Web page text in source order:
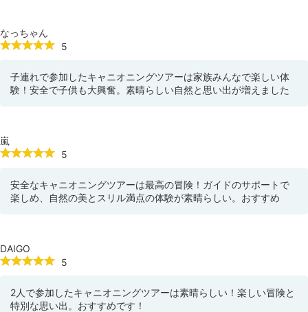
なっちゃん
5
子連れで参加したキャニオニングツアーは家族みんなで楽しい体
験！安全で子供も大興奮。素晴らしい自然と思い出が増えました
嵐
5
安全なキャニオニングツアーは最高の冒険！ガイドのサポートで
楽しめ、自然の美とスリル満点の体験が素晴らしい。おすすめ
DAIGO
5
2人で参加したキャニオニングツアーは素晴らしい！楽しい冒険と
特別な思い出。おすすめです！